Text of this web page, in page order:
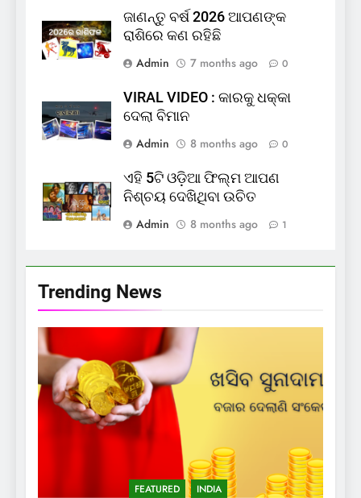
ଜାଣନ୍ତୁ ବର୍ଷ 2026 ଆପଣଙ୍କ
ରାଶିରେ କଣ ରହିଛି
Admin
7 months ago 0
VIRAL VIDEO : କାରକୁ ଧକ୍କା
ଦେଲା ବିମାନ
Admin
8 months ago 0
ଏହି 5ଟି ଓଡ଼ିଆ ଫିଲ୍ମ ଆପଣ
ନିଶ୍ଚୟ ଦେଖିଥିବା ଉଚିତ
Admin
8 months ago 1
Trending News
FEATURED INDIA